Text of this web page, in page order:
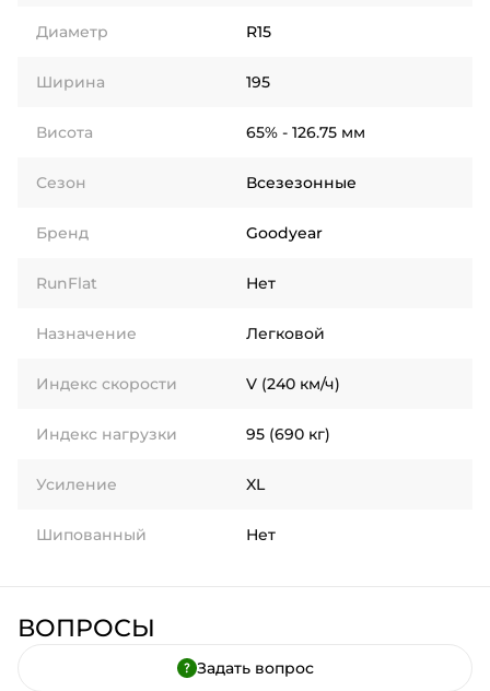
Диаметр R15
Ширина 195
Висота 65% - 126.75 мм
Сезон Всезезонные
Бренд Goodyear
RunFlat Нет
Назначение Легковой
Индекс скорости V (240 км/ч)
Индекс нагрузки 95 (690 кг)
Усиление XL
Шипованный Нет
ВОПРОСЫ
Задать вопрос